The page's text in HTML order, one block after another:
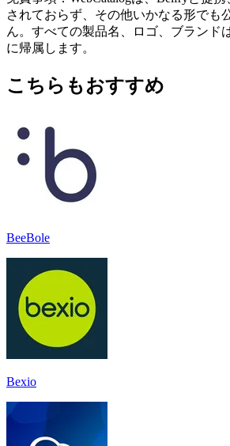
されておらず、その他いかなる形でも
ん。すべての製品名、ロゴ、ブランド
に帰属します。
こちらもおすすめ
BeeBole
Bexio